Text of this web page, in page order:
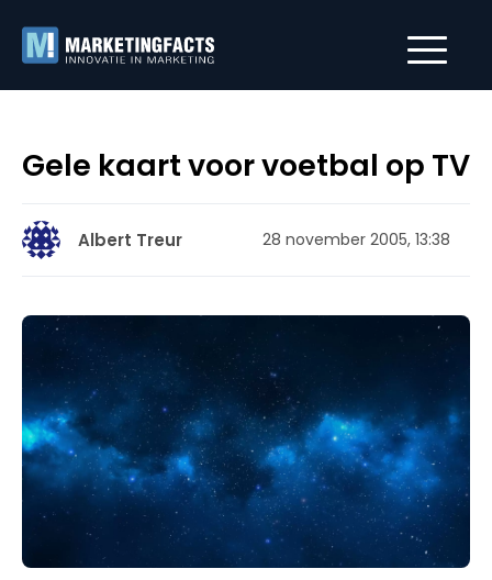
Gele kaart voor voetbal op TV
Albert Treur 28 november 2005, 13:38